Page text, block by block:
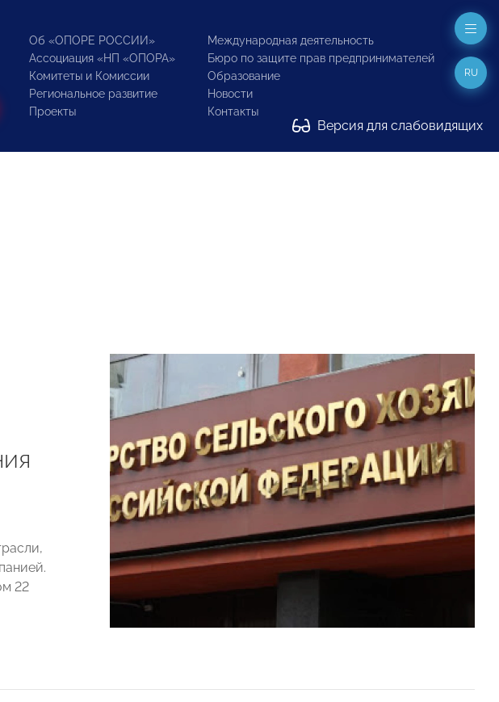
Об «ОПОРЕ РОССИИ»
Ассоциация «НП «ОПОРА»
Комитеты и Комиссии
Региональное развитие
Проекты
Международная деятельность
Бюро по защите прав предпринимателей
Образование
Новости
Контакты
Версия для слабовидящих
RU
22